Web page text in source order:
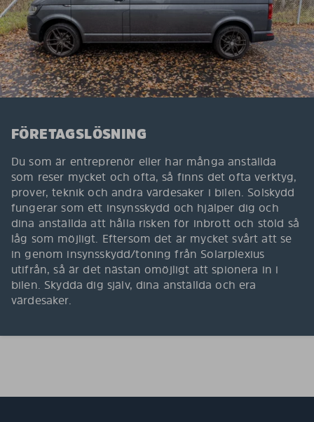
FÖRETAGSLÖSNING
Du som är entreprenör eller har många anställda
som reser mycket och ofta, så finns det ofta verktyg,
prover, teknik och andra värdesaker i bilen. Solskydd
fungerar som ett insynsskydd och hjälper dig och
dina anställda att hålla risken för inbrott och stöld så
låg som möjligt. Eftersom det är mycket svårt att se
in genom insynsskydd/toning från Solarplexius
utifrån, så är det nästan omöjligt att spionera in i
bilen. Skydda dig själv, dina anställda och era
värdesaker.